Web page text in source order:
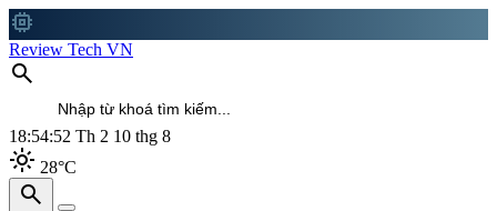
memory
Review Tech VN
search
18:54:54 Th 2 10 thg 8
light_mode 28°C
search